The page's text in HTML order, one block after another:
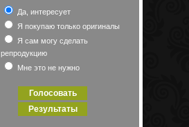
Да, интересует
Я покупаю только оригиналы
Я сам могу сделать
репродукцию
Мне это не нужно